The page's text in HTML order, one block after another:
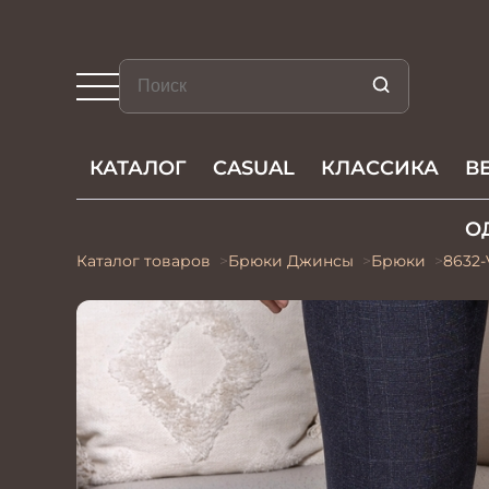
КАТАЛОГ CASUAL КЛАССИКА
Каталог товаров Брюки Джинсы Брюки